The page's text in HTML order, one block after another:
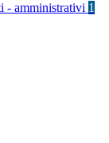
- amministrativi 1